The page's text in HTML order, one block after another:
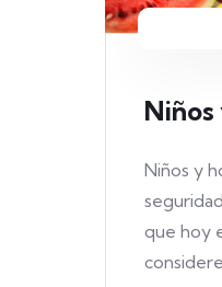
Niños y
que hoy